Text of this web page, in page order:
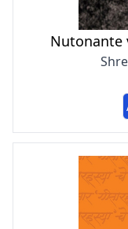
Nutonante